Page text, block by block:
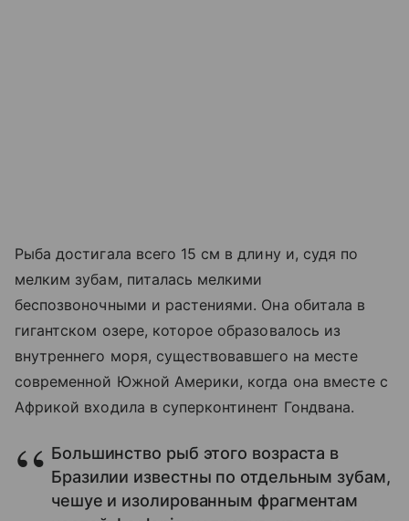
Рыба достигала всего 15 см в длину и, судя по
мелким зубам, питалась мелкими
беспозвоночными и растениями. Она обитала в
гигантском озере, которое образовалось из
внутреннего моря, существовавшего на месте
современной Южной Америки, когда она вместе с
Африкой входила в суперконтинент Гондвана.
Большинство рыб этого возраста в
Бразилии известны по отдельным зубам,
чешуе и изолированным фрагментам